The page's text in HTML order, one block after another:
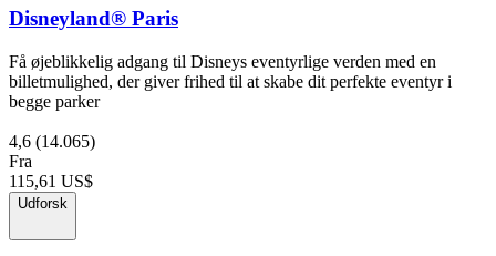
Disneyland® Paris
Få øjeblikkelig adgang til Disneys eventyrlige verden med en
billetmulighed, der giver frihed til at skabe dit perfekte eventyr i
begge parker
4,6 (14.065)
Fra
115,61 US$
Udforsk